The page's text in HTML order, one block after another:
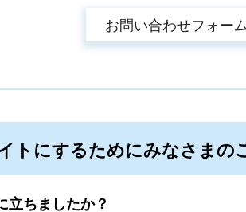
トにするためにみなさまの
立ちましたか？